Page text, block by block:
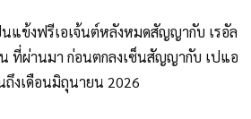
แข้งฟรีเอเจ้นต์หลังหมดสัญญากับ เรอัล
ที่ผ่านมา ก่อนตกลงเซ็นสัญญากับ เปแอ
ถึงเดือนมิถุนายน 2026